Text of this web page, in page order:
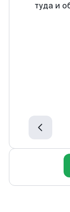
туда и